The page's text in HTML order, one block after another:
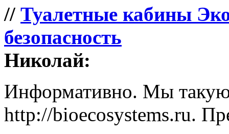
// Туалетные кабины
безопасность
Николай:
Информативно. Мы такую
http://bioecosystems.ru.